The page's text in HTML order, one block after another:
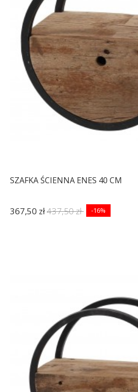
SZAFKA ŚCIENNA ENES 40 CM
367,50 zł437,50 zł -16%